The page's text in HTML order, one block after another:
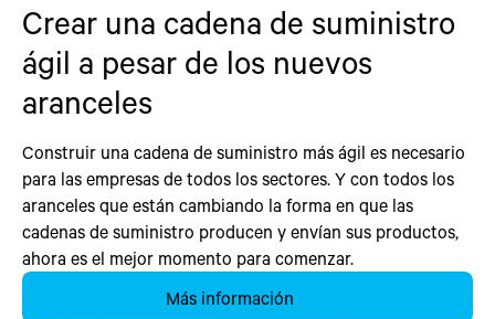
Crear una cadena de suministro
ágil a pesar de los nuevos
aranceles
Construir una cadena de suministro más ágil es necesario
para las empresas de todos los sectores. Y con todos los
aranceles que están cambiando la forma en que las
cadenas de suministro producen y envían sus productos,
ahora es el mejor momento para comenzar.
Más información